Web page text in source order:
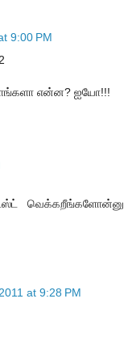
9:00 PM
என்ன? ஐயோ!!!
வெக்கறீங்களோன்னு
at 9:28 PM